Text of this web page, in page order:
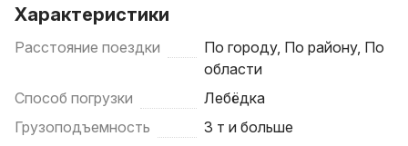
Характеристики
Расстояние поездки
По городу, По району, По
области
Способ погрузки
Лебёдка
Грузоподъемность
3 т и больше